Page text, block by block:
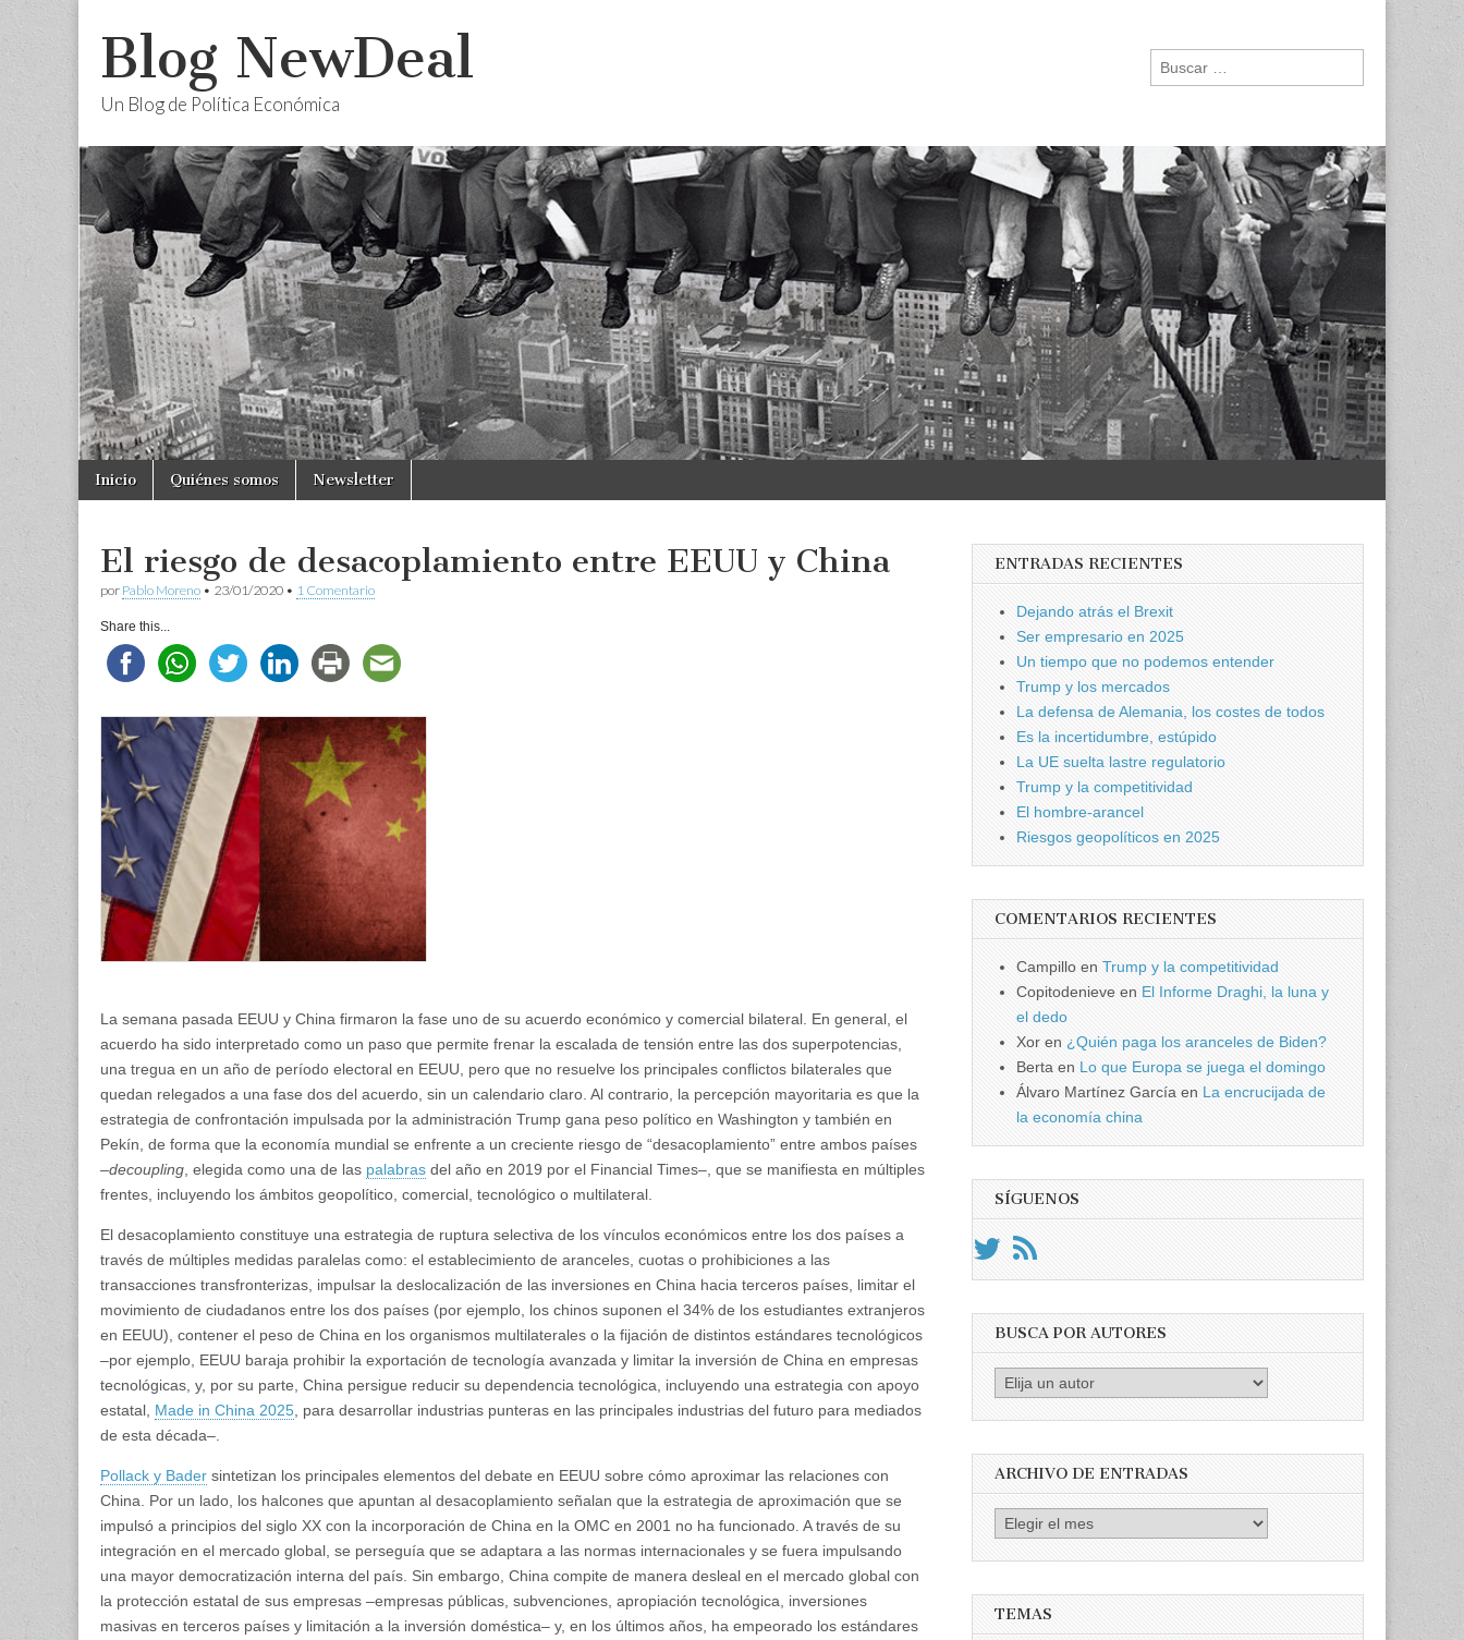
Blog NewDeal
Un Blog de Política Económica
Buscar:
Main
menu
Skip
Inicio Quiénes somos Newsletter
El riesgo de desacoplamiento entre EEUU y China
por Pablo Moreno • 23/01/2020 • 1 Comentario
Share this...
La semana pasada EEUU y China firmaron la fase uno de su acuerdo económico y comercial bilateral. En general, el
acuerdo ha sido interpretado como un paso que permite frenar la escalada de tensión entre las dos superpotencias,
una tregua en un año de período electoral en EEUU, pero que no resuelve los principales conflictos bilaterales que
quedan relegados a una fase dos del acuerdo, sin un calendario claro. Al contrario, la percepción mayoritaria es que la
estrategia de confrontación impulsada por la administración Trump gana peso político en Washington y también en
Pekín, de forma que la economía mundial se enfrente a un creciente riesgo de “desacoplamiento” entre ambos países
‒decoupling , elegida como una de las palabras del año en 2019 por el Financial Times‒, que se manifiesta en múltiples
frentes, incluyendo los ámbitos geopolítico, comercial, tecnológico o multilateral.
El desacoplamiento constituye una estrategia de ruptura selectiva de los vínculos económicos entre los dos países a
través de múltiples medidas paralelas como: el establecimiento de aranceles, cuotas o prohibiciones a las
transacciones transfronterizas, impulsar la deslocalización de las inversiones en China hacia terceros países, limitar el
movimiento de ciudadanos entre los dos países (por ejemplo, los chinos suponen el 34% de los estudiantes extranjeros
en EEUU), contener el peso de China en los organismos multilaterales o la fijación de distintos estándares tecnológicos
‒por ejemplo, EEUU baraja prohibir la exportación de tecnología avanzada y limitar la inversión de China en empresas
tecnológicas, y, por su parte, China persigue reducir su dependencia tecnológica, incluyendo una estrategia con apoyo
estatal, Made in China 2025 , para desarrollar industrias punteras en las principales industrias del futuro para mediados
de esta década‒.
Pollack y Bader sintetizan los principales elementos del debate en EEUU sobre cómo aproximar las relaciones con
China. Por un lado, los halcones que apuntan al desacoplamiento señalan que la estrategia de aproximación que se
impulsó a principios del siglo XX con la incorporación de China en la OMC en 2001 no ha funcionado. A través de su
integración en el mercado global, se perseguía que se adaptara a las normas internacionales y se fuera impulsando
una mayor democratización interna del país. Sin embargo, China compite de manera desleal en el mercado global con
la protección estatal de sus empresas ‒empresas públicas, subvenciones, apropiación tecnológica, inversiones
masivas en terceros países y limitación a la inversión doméstica‒ y, en los últimos años, ha empeorado los estándares
ENTRADAS RECIENTES
Dejando atrás el Brexit
Ser empresario en 2025
Un tiempo que no podemos entender
Trump y los mercados
La defensa de Alemania, los costes de todos
Es la incertidumbre, estúpido
La UE suelta lastre regulatorio
Trump y la competitividad
El hombre-arancel
Riesgos geopolíticos en 2025
COMENTARIOS RECIENTES
Campillo enTrump y la competitividad
Copitodenieve en El Informe Draghi, la luna y
el dedo
Xor en ¿Quién paga los aranceles de Biden?
Berta en Lo que Europa se juega el domingo
Álvaro Martínez García en La encrucijada de
la economía china
SÍGUENOS
BUSCA POR AUTORES
Busca
por
ARCHIVO DE ENTRADAS
Archivo
TEMAS